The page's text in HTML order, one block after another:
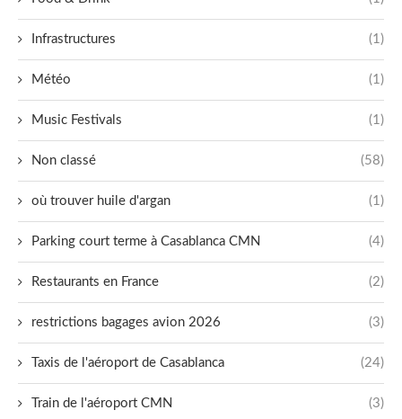
Infrastructures (1)
Météo (1)
Music Festivals (1)
Non classé (58)
où trouver huile d'argan (1)
Parking court terme à Casablanca CMN (4)
Restaurants en France (2)
restrictions bagages avion 2026 (3)
Taxis de l'aéroport de Casablanca (24)
Train de l'aéroport CMN (3)